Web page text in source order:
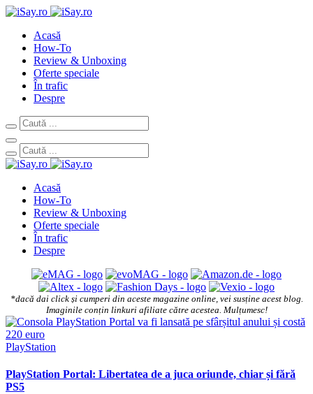
Acasă
How-To
Review & Unboxing
Oferte speciale
În trafic
Despre
Acasă
How-To
Review & Unboxing
Oferte speciale
În trafic
Despre
*dacă dai click și cumperi din aceste magazine online, vei susține acest blog.
Imaginile conțin linkuri afiliate către acestea. Mulțumesc!
PlayStation
PlayStation Portal: Libertatea de a juca oriunde, chiar și fără
PS5